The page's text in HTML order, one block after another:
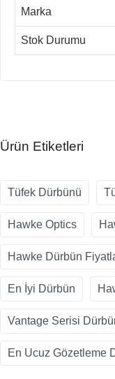
Marka
Stok Durumu
Ürün Etiketleri
Tüfek Dürbünü
Hawke Optics
Hawke Dürbün
En İyi Dürbün
Vantage Serisi
En Ucuz Gözetleme